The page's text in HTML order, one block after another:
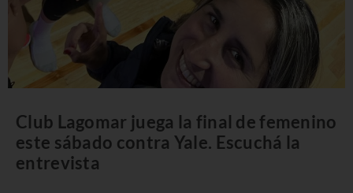
Club Lagomar juega la final de femenino
este sábado contra Yale. Escuchá la
entrevista